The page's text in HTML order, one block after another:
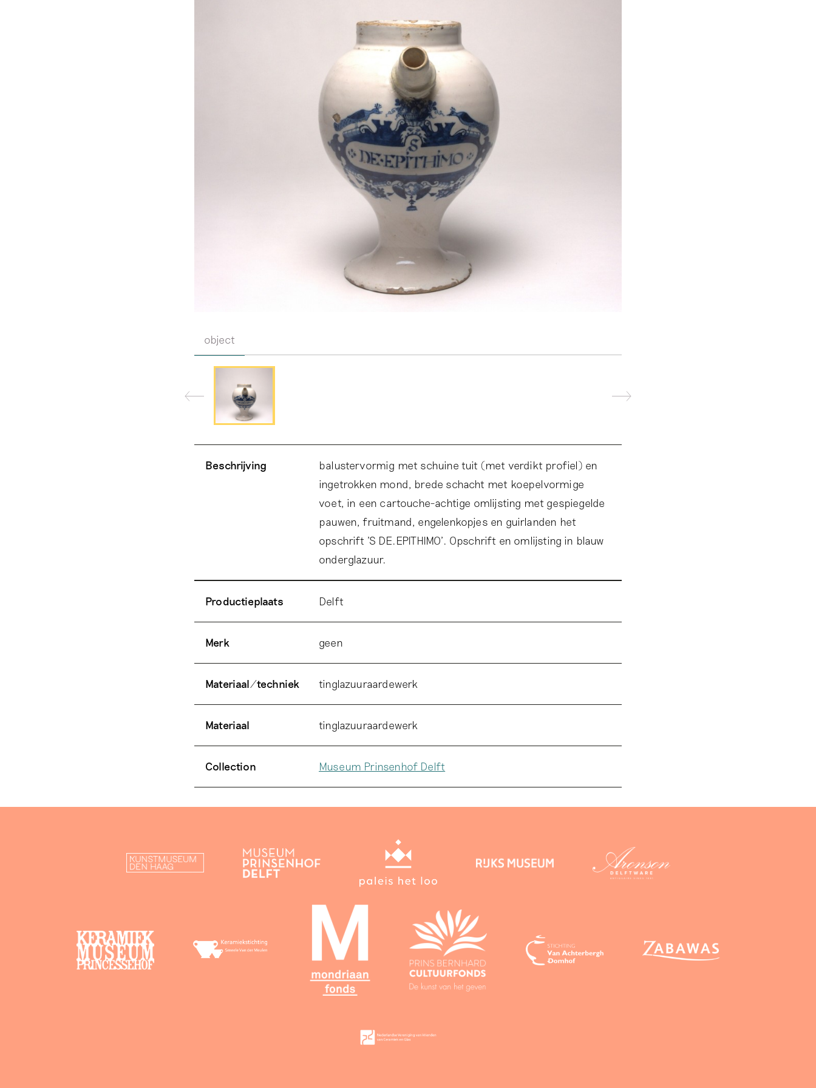
object
Beschrijving
balustervormig met schuine tuit (met verdikt profiel) en
ingetrokken mond, brede schacht met koepelvormige
voet, in een cartouche-achtige omlijsting met gespiegelde
pauwen, fruitmand, engelenkopjes en guirlanden het
opschrift 'S DE.EPITHIMO'. Opschrift en omlijsting in blauw
onderglazuur.
Productieplaats Delft
Merk geen
Materiaal/techniek tinglazuuraardewerk
Materiaal tinglazuuraardewerk
Collection Museum Prinsenhof Delft